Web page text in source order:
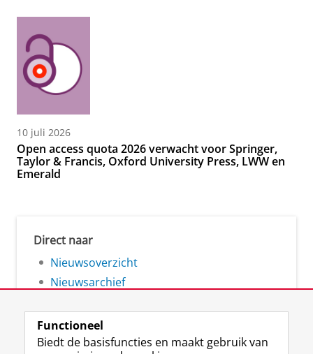
10 juli 2026
Open access quota 2026 verwacht voor Springer,
Taylor & Francis, Oxford University Press, LWW en
Emerald
Direct naar
Nieuwsoverzicht
Nieuwsarchief
Functioneel
Biedt de basisfuncties en maakt gebruik van